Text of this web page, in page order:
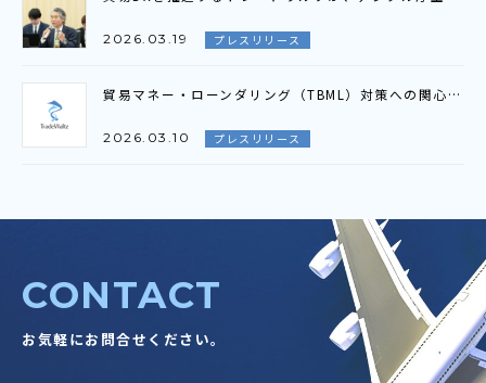
2026.03.19 プレスリリース
貿易マネー・ローンダリング（TBML）対策への関心の高まりを受け、官民における取組と議論が加速～10月発足の「TBML対策ワーキンググループ」における検討状況の共有～
2026.03.10 プレスリリース
CONTACT
お気軽にお問合せください。